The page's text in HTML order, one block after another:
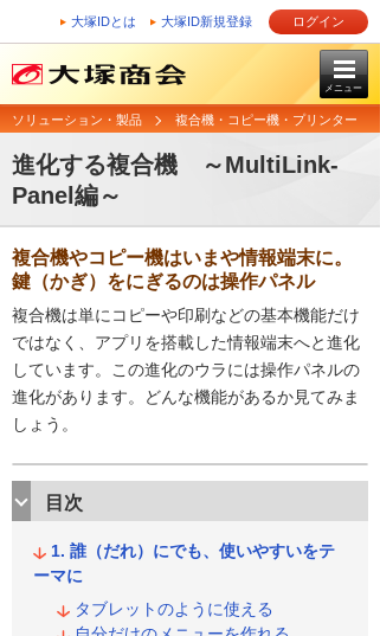
大塚IDとは 大塚ID新規登録 ログイン
メニュー
ソリューション・製品 複合機・コピー機・プリンター
進化する複合機 ～MultiLink-
Panel編～
複合機やコピー機はいまや情報端末に。
鍵（かぎ）をにぎるのは操作パネル
複合機は単にコピーや印刷などの基本機能だけ
ではなく、アプリを搭載した情報端末へと進化
しています。この進化のウラには操作パネルの
進化があります。どんな機能があるか見てみま
しょう。
目次
誰（だれ）にでも、使いやすいをテ
ーマに
タブレットのように使える